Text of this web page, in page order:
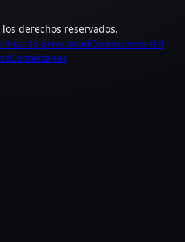
los derechos reservados.
de privacidadCondiciones del
Contáctanos